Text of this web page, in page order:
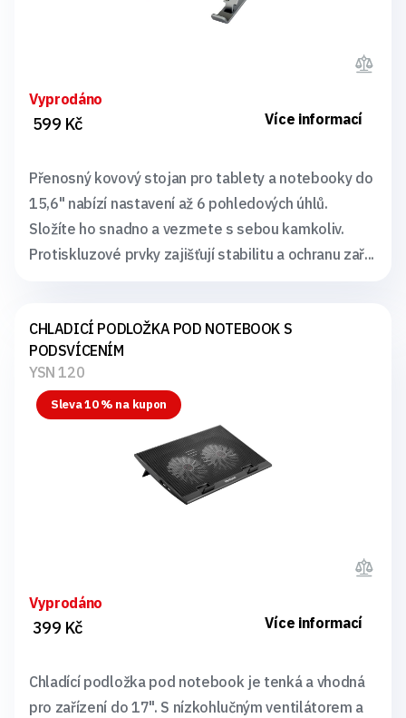
Vyprodáno
599 Kč Více informací
Přenosný kovový stojan pro tablety a notebooky do
15,6" nabízí nastavení až 6 pohledových úhlů.
Složíte ho snadno a vezmete s sebou kamkoliv.
Protiskluzové prvky zajišťují stabilitu a ochranu zař...
CHLADICÍ PODLOŽKA POD NOTEBOOK S
PODSVÍCENÍM
YSN 120
Sleva 10 % na kupon
Vyprodáno
399 Kč Více informací
Chladící podložka pod notebook je tenká a vhodná
pro zařízení do 17". S nízkohlučným ventilátorem a